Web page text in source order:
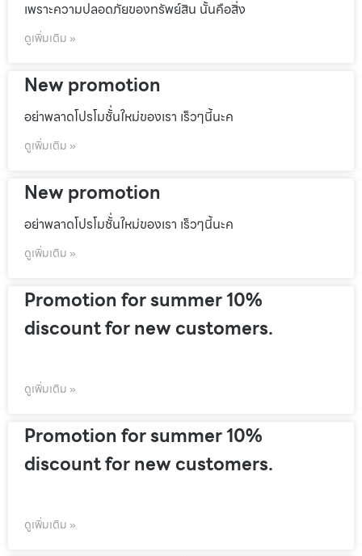
เพราะความปลอดภัยของทรัพย์สิน นั้นคือสิ่ง
ดูเพิ่มเติม »
New promotion
อย่าพลาดโปรโมชั้่นใหม่ของเรา เร็วๆนี้นะค
ดูเพิ่มเติม »
New promotion
อย่าพลาดโปรโมชั้่นใหม่ของเรา เร็วๆนี้นะค
ดูเพิ่มเติม »
Promotion for summer 10%
discount for new customers.
ดูเพิ่มเติม »
Promotion for summer 10%
discount for new customers.
ดูเพิ่มเติม »